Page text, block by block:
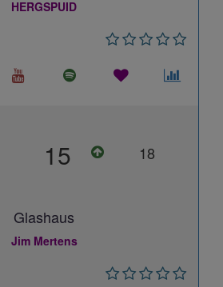
HERGSPUID
15 18
Glashaus
Jim Mertens